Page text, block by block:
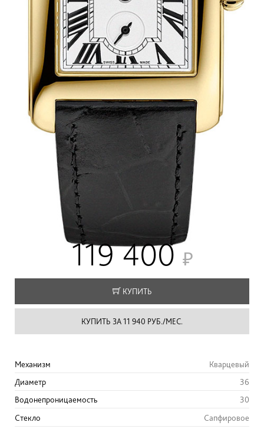
119 400
КУПИТЬ
КУПИТЬ ЗА 11 940 РУБ./МЕС.
Механизм
Кварцевый
Диаметр
36
Водонепроницаемость
30
Стекло
Сапфировое